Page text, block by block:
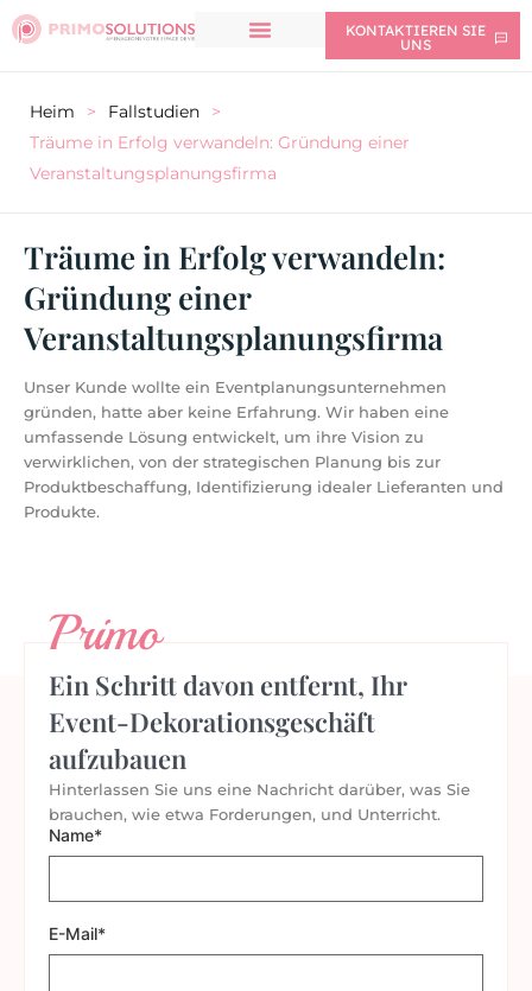
KONTAKTIEREN SIE
UNS
Heim > Fallstudien
>
Träume in Erfolg verwandeln: Gründung einer
Veranstaltungsplanungsfirma
Träume in Erfolg verwandeln:
Gründung einer
Veranstaltungsplanungsfirma
Unser Kunde wollte ein Eventplanungsunternehmen
gründen, hatte aber keine Erfahrung. Wir haben eine
umfassende Lösung entwickelt, um ihre Vision zu
verwirklichen, von der strategischen Planung bis zur
Produktbeschaffung, Identifizierung idealer Lieferanten und
Produkte.
Primo
Ein Schritt davon entfernt, Ihr
Event-Dekorationsgeschäft
aufzubauen
Hinterlassen Sie uns eine Nachricht darüber, was Sie
brauchen, wie etwa Forderungen, und Unterricht.
Name*
E-Mail*